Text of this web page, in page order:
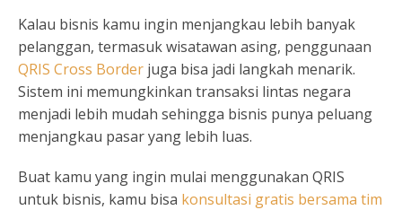
Kalau bisnis kamu ingin menjangkau lebih banyak
pelanggan, termasuk wisatawan asing, penggunaan
QRIS Cross Border juga bisa jadi langkah menarik.
Sistem ini memungkinkan transaksi lintas negara
menjadi lebih mudah sehingga bisnis punya peluang
menjangkau pasar yang lebih luas.
Buat kamu yang ingin mulai menggunakan QRIS
untuk bisnis, kamu bisa konsultasi gratis bersama tim